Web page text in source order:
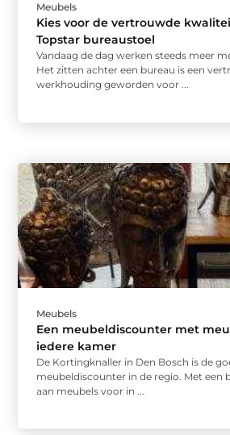
Meubels
Kies voor de vertrouwde
Topstar bureaustoel
Vandaag de dag werken steeds meer
Het zitten achter een bureau is een
werkhouding geworden voor ...
Meubels
Een meubeldiscounter met
iedere kamer
De Kortingknaller in Den Bosch is de
meubeldiscounter in de regio. Met een
aan meubels voor in ...